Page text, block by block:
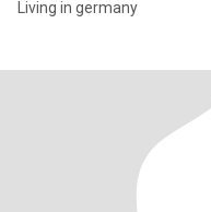
Living in germany